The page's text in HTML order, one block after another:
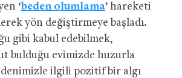
‘beden olumlama’ hareketi
yön değiştirmeye başladı.
gibi kabul edebilmek,
bulduğu evimizde huzurla
ilgili pozitif bir algı